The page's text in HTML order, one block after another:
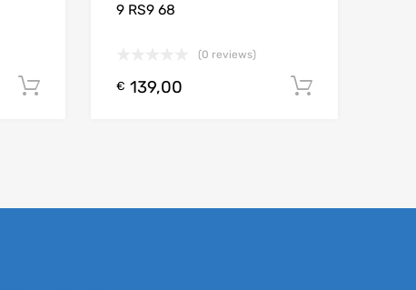
Toevoegen aan winkelwagen
9 RS9 68
(0 reviews)
€ 139,00